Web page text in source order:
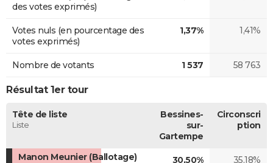
des votes exprimés)
Votes nuls (en pourcentage des
votes exprimés)
1,37% 1,41%
Nombre de votants 1 537 58 763
Résultat 1er tour
Tête de liste
Liste
Bessines-
sur-
Gartempe
Circonscri
ption
Manon Meunier (Ballotage) 30,50% 35,18%